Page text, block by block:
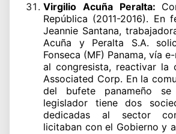
Virgilio Acuña Peralta:
República (2011-2016). En
Jeannie Santana,
Acuña y Peralta S.A.
Fonseca (MF) Panama, vía
al congresista, reactivar la
Associated Corp. En la
del bufete panameño
legislador tiene dos
dedicadas al sector
licitaban con el Gobierno y